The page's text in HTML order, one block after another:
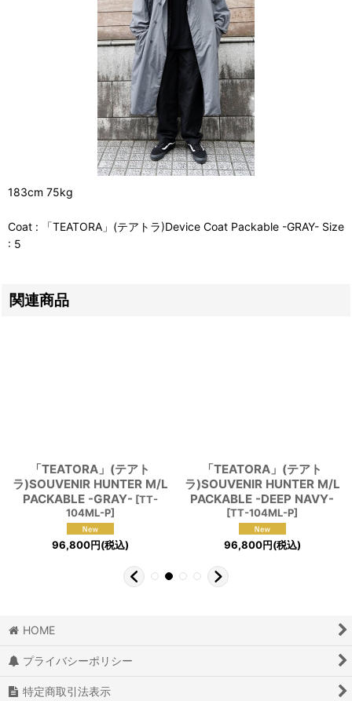
183cm 75kg
Coat : 「TEATORA」(テアトラ)Device Coat Packable -GRAY- Size
: 5
関連商品
「TEATORA」(テアト
ラ)SOUVENIR HUNTER M/L
PACKABLE -GRAY- [TT-
104ML-P]
96,800円(税込)
「TEATORA」(テアト
ラ)SOUVENIR HUNTER M/L
PACKABLE -DEEP NAVY-
[TT-104ML-P]
96,800円(税込)
HOME
プライバシーポリシー
特定商取引法表示